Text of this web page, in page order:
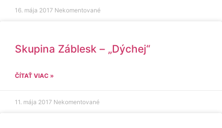
16. mája 2017 Nekomentované
Skupina Záblesk – „Dýchej“
ČÍTAŤ VIAC »
11. mája 2017 Nekomentované